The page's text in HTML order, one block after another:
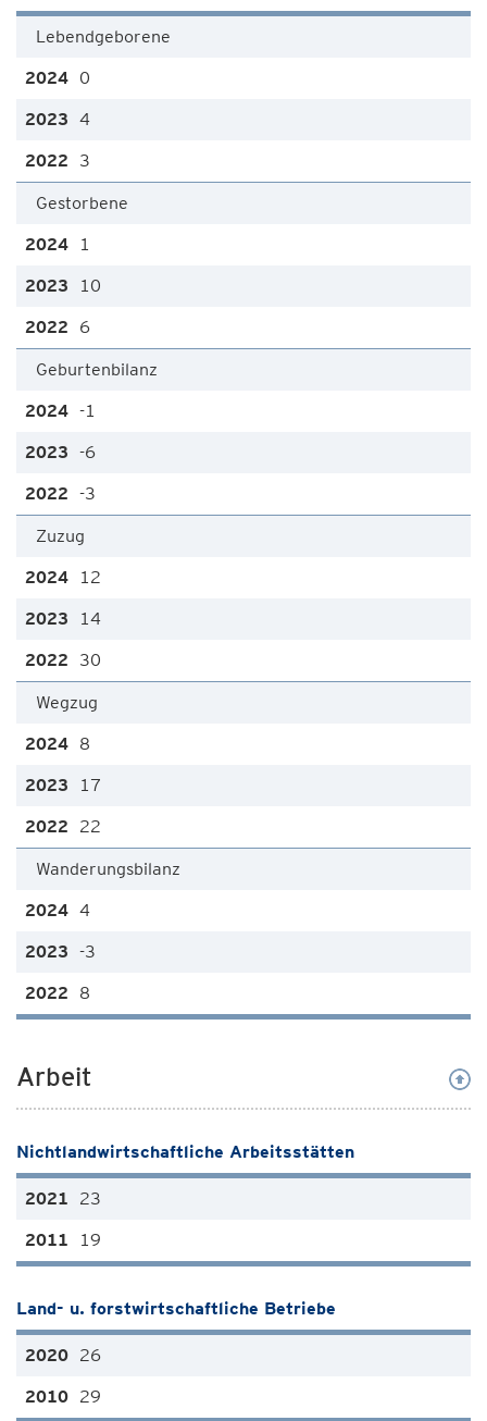
Lebendgeborene
0
4
3
Gestorbene
1
10
6
Geburtenbilanz
-1
-6
-3
Zuzug
12
14
30
Wegzug
8
17
22
Wanderungsbilanz
4
-3
8
Arbeit
Nichtlandwirtschaftliche Arbeitsstätten
23
19
Land- u. forstwirtschaftliche Betriebe
26
29